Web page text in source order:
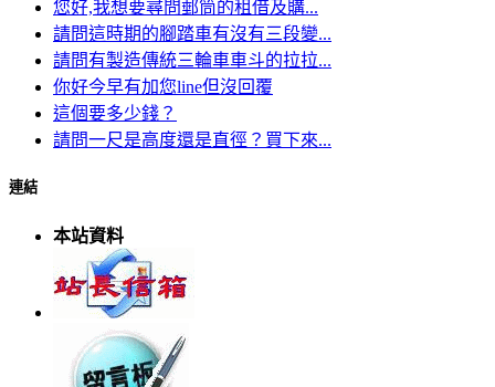
您好,我想要尋問郵筒的租借及購...
請問這時期的腳踏車有沒有三段變...
請問有製造傳統三輪車車斗的拉拉...
你好今早有加您line但沒回覆
這個要多少錢？
請問一尺是高度還是直徑？買下來...
連結
本站資料